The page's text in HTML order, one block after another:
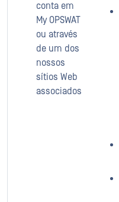
conta em
My OPSWAT
ou através
de um dos
nossos
sítios Web
associados